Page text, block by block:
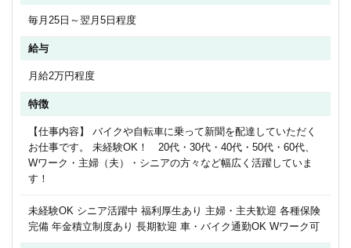
毎月25日～翌月5日程度
給与
月給2万円程度
特徴
【仕事内容】 バイクや自転車に乗って新聞を配達していただく
お仕事です。 未経験OK！ 20代・30代・40代・50代・60代、
Wワーク・主婦（夫）・シニアの方々など幅広く活躍していま
す！
未経験OK シニア活躍中 福利厚生あり 主婦・主夫歓迎 各種保険
完備 年金積立制度あり 長期歓迎 車・バイク通勤OK Wワーク可